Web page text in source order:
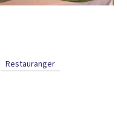
Restauranger